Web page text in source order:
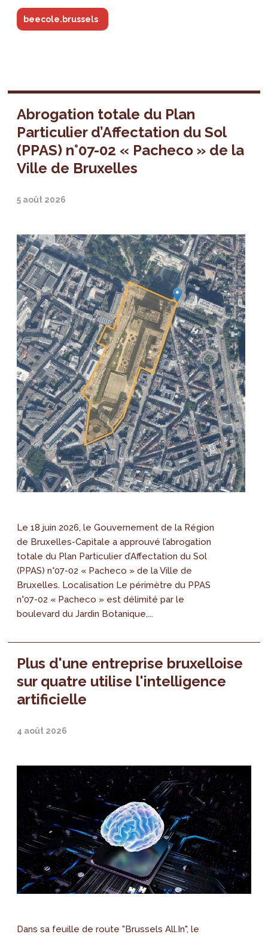
beecole.brussels
Abrogation totale du Plan
Particulier d’Affectation du Sol
(PPAS) n°07-02 « Pacheco » de la
Ville de Bruxelles
5 août 2026
Le 18 juin 2026, le Gouvernement de la Région
de Bruxelles-Capitale a approuvé l’abrogation
totale du Plan Particulier d’Affectation du Sol
(PPAS) n°07-02 « Pacheco » de la Ville de
Bruxelles. Localisation Le périmètre du PPAS
n°07-02 « Pacheco » est délimité par le
boulevard du Jardin Botanique,...
Plus d'une entreprise bruxelloise
sur quatre utilise l'intelligence
artificielle
4 août 2026
Dans sa feuille de route "Brussels All.In", le